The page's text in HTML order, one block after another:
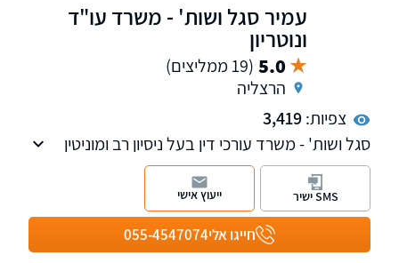
עמיר סגל ושות' - משרד עו"ד
ונוטריון
5.0 (19 ממליצים)
הרצליה
צפיות:3,419
סגל ושות' - משרד עורכי דין בעל ניסיון רב ומוניטין
מוכח, המחויב להענקת שירות משפטי מקצועי,
איכותי ומבוסס אמון. המשרד פועל במגוון תחומים,
בהם מקרקעין - רכישה ומכירה של דירות, דיני
ירושה - עריכת צוואות וצוואות הדדיות, קבלת צו
ירושה או צו קיום צוואה, מימוש עיזבונות, ייפוי כוח
חייגו אלי055-4547074
SMS ישיר ייעוץ אישי